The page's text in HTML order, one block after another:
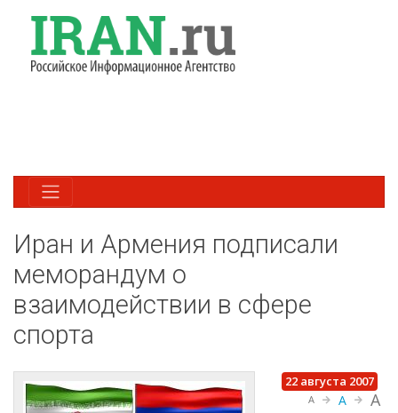
Иран и Армения подписали
меморандум о
взаимодействии в сфере
спорта
22 августа 2007
A A A